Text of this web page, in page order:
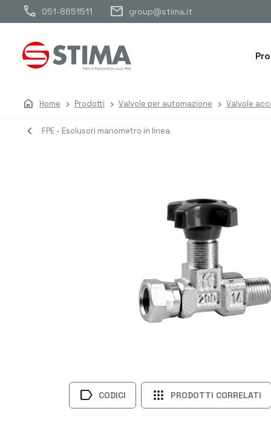
call 051-8651511 mail group@stima.it
home Home Prodotti Valvole per automazione Valvole
navigate_before FPE - Esclusori manometro in linea
label CODICI apps PRODOTTI CORRELATI